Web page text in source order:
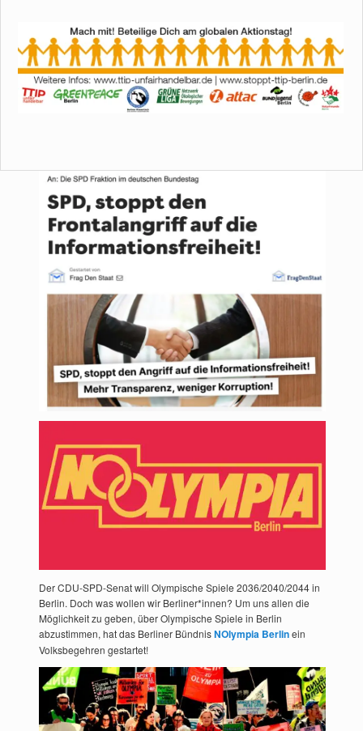
Der CDU-SPD-Senat will Olympische Spiele 2036/2040/2044 in
Berlin. Doch was wollen wir Berliner*innen? Um uns allen die
Möglichkeit zu geben, über Olympische Spiele in Berlin
abzustimmen, hat das Berliner BündnisNOlympia Berlinein
Volksbegehren gestartet!